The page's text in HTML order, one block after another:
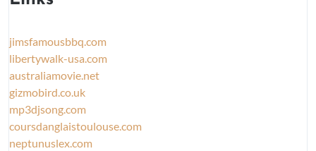
jimsfamousbbq.com
libertywalk-usa.com
australiamovie.net
gizmobird.co.uk
mp3djsong.com
coursdanglaistoulouse.com
neptunuslex.com